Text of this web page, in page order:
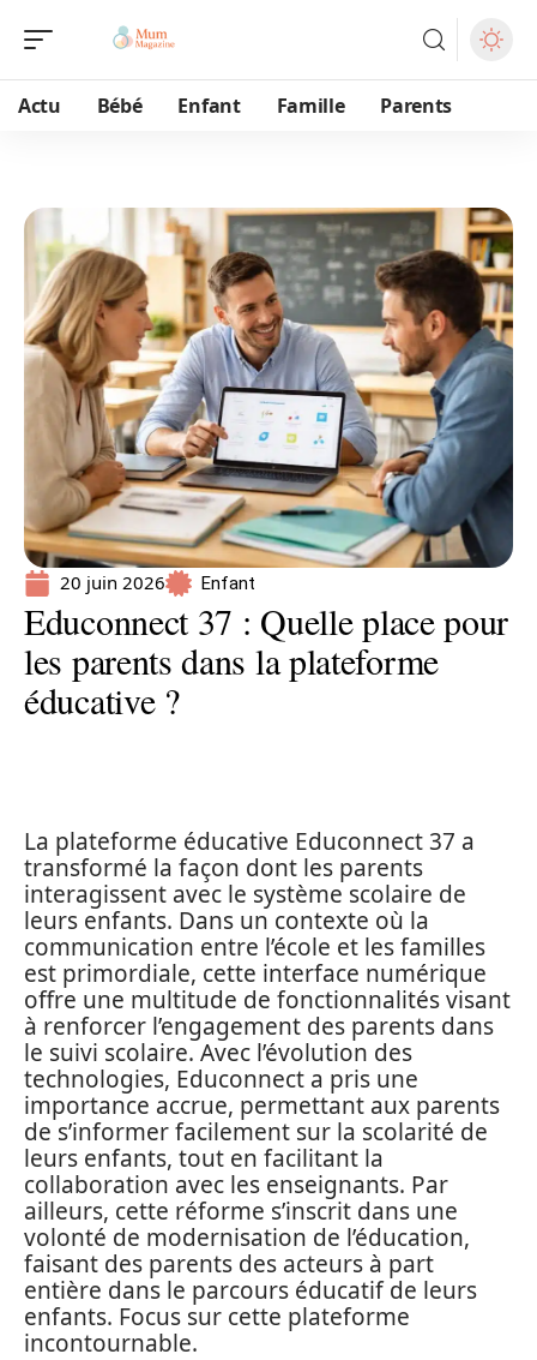
Actu Bébé Enfant Famille Parents
20 juin 2026 Enfant
Educonnect 37 : Quelle place pour
les parents dans la plateforme
éducative ?
La plateforme éducative Educonnect 37 a
transformé la façon dont les parents
interagissent avec le système scolaire de
leurs enfants. Dans un contexte où la
communication entre l’école et les familles
est primordiale, cette interface numérique
offre une multitude de fonctionnalités visant
à renforcer l’engagement des parents dans
le suivi scolaire. Avec l’évolution des
technologies, Educonnect a pris une
importance accrue, permettant aux parents
de s’informer facilement sur la scolarité de
leurs enfants, tout en facilitant la
collaboration avec les enseignants. Par
ailleurs, cette réforme s’inscrit dans une
volonté de modernisation de l’éducation,
faisant des parents des acteurs à part
entière dans le parcours éducatif de leurs
enfants. Focus sur cette plateforme
incontournable.